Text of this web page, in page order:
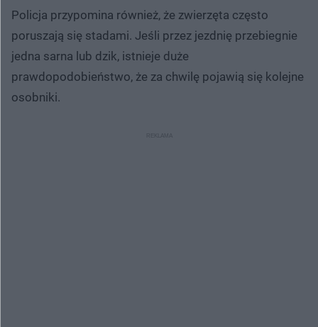
Policja przypomina również, że zwierzęta często
poruszają się stadami. Jeśli przez jezdnię przebiegnie
jedna sarna lub dzik, istnieje duże
prawdopodobieństwo, że za chwilę pojawią się kolejne
osobniki.